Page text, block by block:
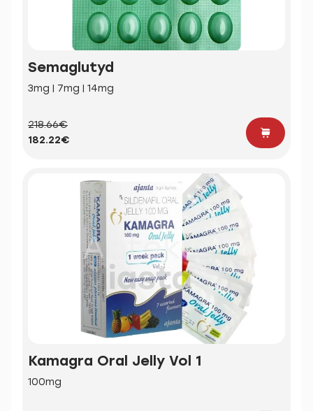
Semaglutyd
3mg | 7mg | 14mg
218.66€
182.22€
Kamagra Oral Jelly Vol 1
100mg